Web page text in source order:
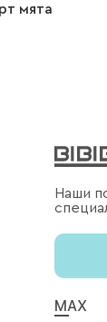
мята
Наши
MAX